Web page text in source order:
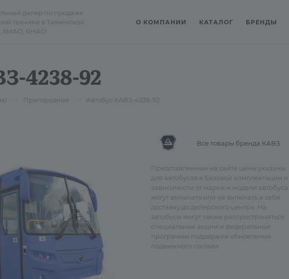
дилер по продаже
техники в Тюменской
ХМАО, ЯНАО
О КОМПАНИИ КАТАЛОГ БРЕНДЫ
4238-92
Пригородные Автобус КАВЗ-4238-92
Все товары бренда КАВЗ
Представленные на сайте цены указаны
для автобусов в базовой комплектации и
зависимости от марки и модели автобуса
могут включать или не включать в себя
доставку до дилерского центра. На
автобусы могут также распространяться
специальные акции и федеральные
программы поддержки обновления
подвижного состава